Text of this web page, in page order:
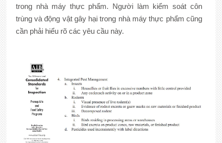
trong nhà máy thực phẩm. Người làm kiểm soát côn
trùng và động vật gây hại trong nhà máy thực phẩm cũng
cần phải hiểu rõ các yêu cầu này.